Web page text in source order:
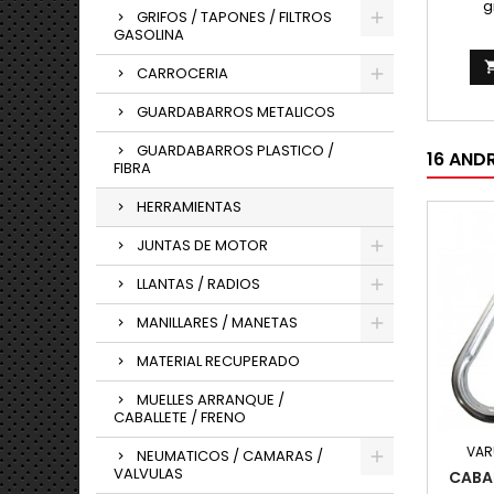
GRIFOS / TAPONES / FILTROS
GASOLINA
CARROCERIA
GUARDABARROS METALICOS
GUARDABARROS PLASTICO /
FIBRA
HERRAMIENTAS
JUNTAS DE MOTOR
LLANTAS / RADIOS
MANILLARES / MANETAS
MATERIAL RECUPERADO
MUELLES ARRANQUE /
CABALLETE / FRENO
NEUMATICOS / CAMARAS /
VALVULAS
16